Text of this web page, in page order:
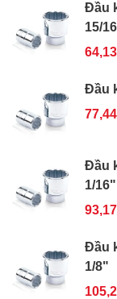
Đầu
15/
Đầu
Đầu
1/16"
Đầu
1/8"